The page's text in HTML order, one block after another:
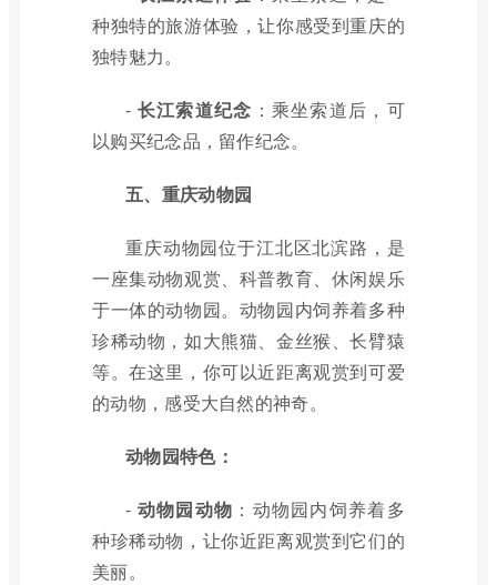
种独特的旅游体验，让你感受到重庆的
独特魅力。
- 长江索道纪念 ：乘坐索道后，可
以购买纪念品，留作纪念。
五、重庆动物园
重庆动物园位于江北区北滨路，是
一座集动物观赏、科普教育、休闲娱乐
于一体的动物园。动物园内饲养着多种
珍稀动物，如大熊猫、金丝猴、长臂猿
等。在这里，你可以近距离观赏到可爱
的动物，感受大自然的神奇。
动物园特色：
- 动物园动物 ：动物园内饲养着多
种珍稀动物，让你近距离观赏到它们的
美丽。